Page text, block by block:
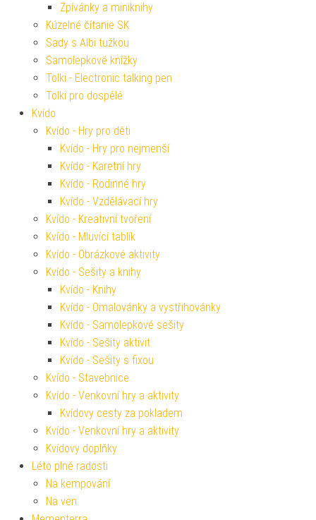
Zpívánky a miniknihy
Kúzelné čítanie SK
Sady s Albi tužkou
Samolepkové knížky
Tolki - Electronic talking pen
Tolki pro dospělé
Kvído
Kvído - Hry pro děti
Kvído - Hry pro nejmenší
Kvído - Karetní hry
Kvído - Rodinné hry
Kvído - Vzdělávací hry
Kvído - Kreativní tvoření
Kvído - Mluvící tablík
Kvído - Obrázkové aktivity
Kvído - Sešity a knihy
Kvído - Knihy
Kvído - Omalovánky a vystřihovánky
Kvído - Samolepkové sešity
Kvído - Sešity aktivit
Kvído - Sešity s fixou
Kvído - Stavebnice
Kvído - Venkovní hry a aktivity
Kvídovy cesty za pokladem
Kvído - Venkovní hry a aktivity
Kvídovy doplňky
Léto plné radosti
Na kempování
Na ven